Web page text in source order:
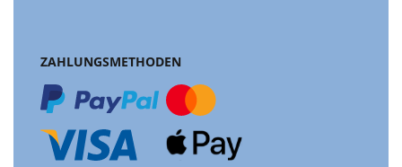
ZAHLUNGSMETHODEN